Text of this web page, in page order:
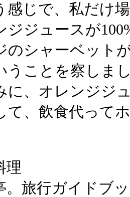
感じで、私だけ
ジジュースが
のシャーベット
うことを察しま
に、オレンジジ
て、飲食代って
理
。旅行ガイドブ